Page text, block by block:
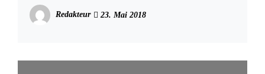
Podest
Redakteur 23. Mai 2018